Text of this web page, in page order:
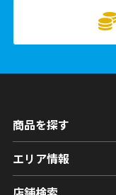
商品を探す
エリア情報